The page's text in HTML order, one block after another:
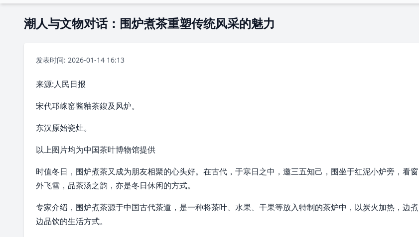
潮人与文物对话：围炉煮茶重塑传统风采的魅力
发表时间: 2026-01-14 16:13
来源:人民日报
宋代邛崃窑酱釉茶鍑及风炉。
东汉原始瓷灶。
以上图片均为中国茶叶博物馆提供
时值冬日，围炉煮茶又成为朋友相聚的心头好。在古代，于寒日之中，邀三五知己，围坐于红泥小炉旁，看窗
外飞雪，品茶汤之韵，亦是冬日休闲的方式。
专家介绍，围炉煮茶源于中国古代茶道，是一种将茶叶、水果、干果等放入特制的茶炉中，以炭火加热，边煮
边品饮的生活方式。